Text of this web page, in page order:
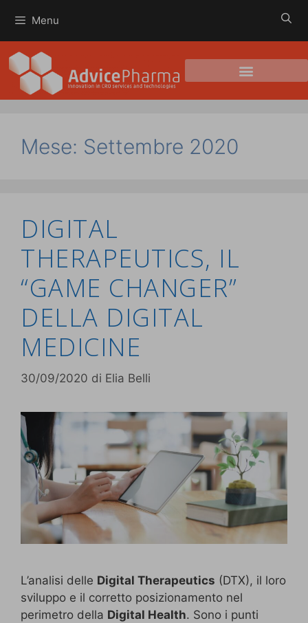
Menu
Mese: Settembre 2020
DIGITAL
THERAPEUTICS, IL
“GAME CHANGER”
DELLA DIGITAL
MEDICINE
30/09/2020 di Elia Belli
L’analisi delle Digital Therapeutics (DTX), il loro
sviluppo e il corretto posizionamento nel
perimetro della Digital Health. Sono i punti